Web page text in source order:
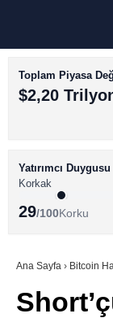
BİTCOİN
ALTCOİN
SÖZLÜK
Toplam Piyasa
$2,20
Yatırımcı Duygusu
Korkak
29/100Korku
Ana Sayfa › Bitcoin